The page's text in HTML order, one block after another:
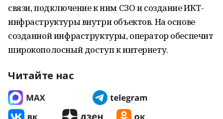
связи, подключение к ним СЗО и создание ИКТ-
инфраструктуры внутри объектов. На основе
созданной инфраструктуры, оператор обеспечит
широкополосный доступ к интернету.
Читайте нас